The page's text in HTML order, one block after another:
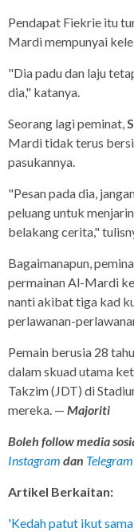
Pendapat Fiekrie itu
Mardi mempunyai
"Dia padu dan laju
dia," katanya.
Seorang lagi peminat,
Mardi tidak terus
pasukannya.
"Pesan pada dia,
peluang untuk
belakang cerita,"
Bagaimanapun,
permainan Al-Mardi
nanti akibat tiga kad
perlawanan-
Pemain berusia 28
dalam skuad utama
Takzim (JDT) di
mereka. — Majoriti
Boleh follow media
Instagram dan Telegram
Artikel Berkaitan:
'Kedah patut ikut